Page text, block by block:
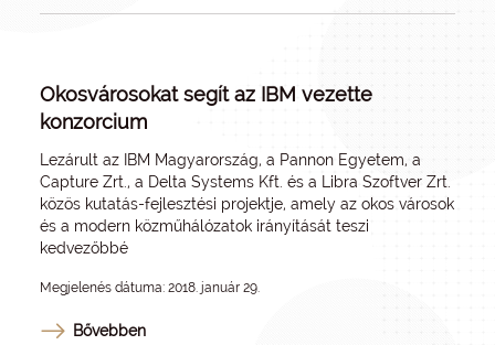
Okosvárosokat segít az IBM vezette
konzorcium
Lezárult az IBM Magyarország, a Pannon Egyetem, a
Capture Zrt., a Delta Systems Kft. és a Libra Szoftver Zrt.
közös kutatás-fejlesztési projektje, amely az okos városok
és a modern közműhálózatok irányítását teszi
kedvezőbbé
Megjelenés dátuma: 2018. január 29.
Bővebben